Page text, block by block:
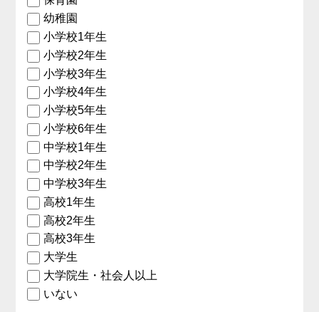
幼稚園
小学校1年生
小学校2年生
小学校3年生
小学校4年生
小学校5年生
小学校6年生
中学校1年生
中学校2年生
中学校3年生
高校1年生
高校2年生
高校3年生
大学生
大学院生・社会人以上
いない